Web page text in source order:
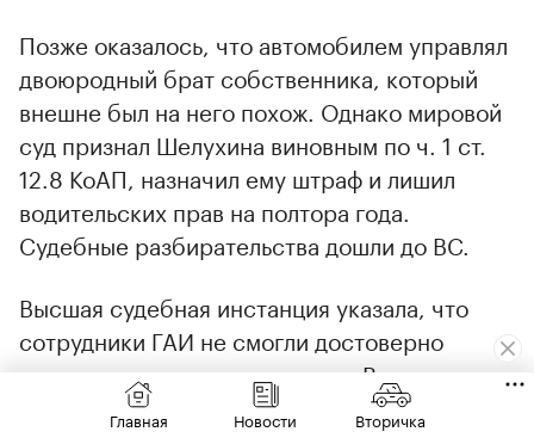
Позже оказалось, что автомобилем управлял
двоюродный брат собственника, который
внешне был на него похож. Однако мировой
суд признал Шелухина виновным по ч. 1 ст.
12.8 КоАП, назначил ему штраф и лишил
водительских прав на полтора года.
Судебные разбирательства дошли до ВС.
Высшая судебная инстанция указала, что
сотрудники ГАИ не смогли достоверно
установить личность водителя. В результате
суд отменил решения нижестоящих
Главная Новости Вторичка